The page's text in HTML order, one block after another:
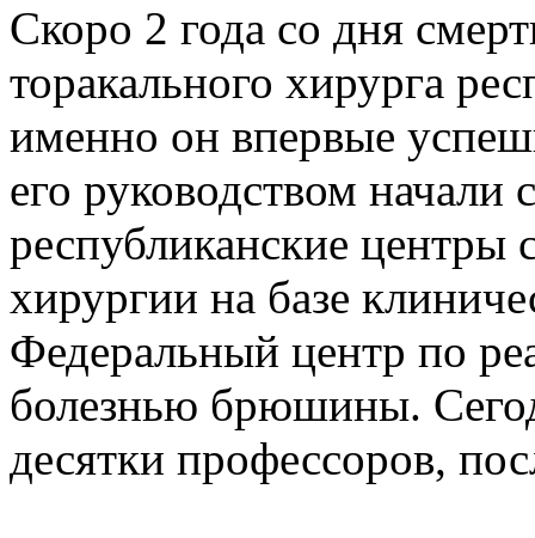
Скоро 2 года со дня
торакального хирурга
именно он впервые
его руководством начали
республиканские центры
хирургии на базе
Федеральный центр по
болезнью брюшины.
десятки профессоров,